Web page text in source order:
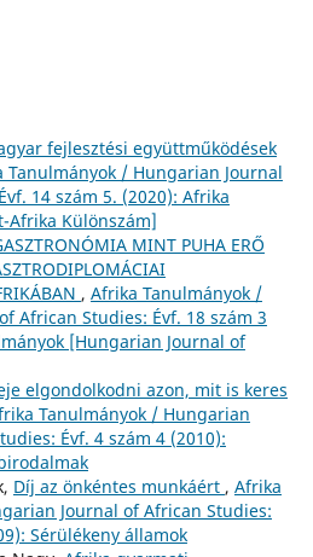
fejlesztési együttműködések
Tanulmányok / Hungarian Journal
14 szám 5. (2020): Afrika
Afrika Különszám]
MINT PUHA ERŐ
, Afrika Tanulmányok /
African Studies: Évf. 18 szám 3
[Hungarian Journal of
elgondolkodni azon, mit is keres
Tanulmányok / Hungarian
Évf. 4 szám 4 (2010):
Díj az önkéntes munkáért , Afrika
Journal of African Studies:
Sérülékeny államok